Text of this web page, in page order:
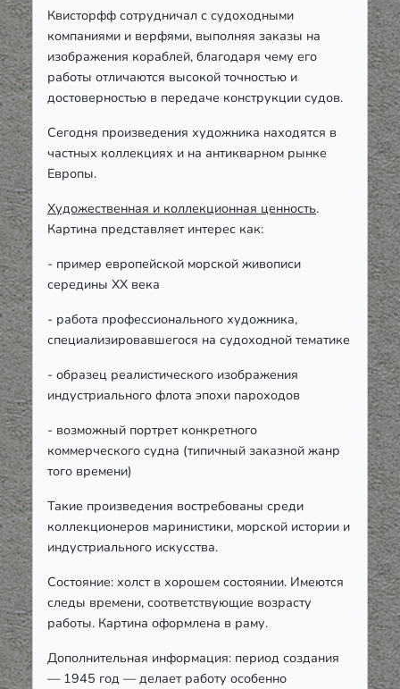
Квисторфф сотрудничал с судоходными
компаниями и верфями, выполняя заказы на
изображения кораблей, благодаря чему его
работы отличаются высокой точностью и
достоверностью в передаче конструкции судов.
Сегодня произведения художника находятся в
частных коллекциях и на антикварном рынке
Европы.
Художественная и коллекционная ценность.
Картина представляет интерес как:
- пример европейской морской живописи
середины XX века
- работа профессионального художника,
специализировавшегося на судоходной тематике
- образец реалистического изображения
индустриального флота эпохи пароходов
- возможный портрет конкретного
коммерческого судна (типичный заказной жанр
того времени)
Такие произведения востребованы среди
коллекционеров маринистики, морской истории и
индустриального искусства.
Состояние: холст в хорошем состоянии. Имеются
следы времени, соответствующие возрасту
работы. Картина оформлена в раму.
Дополнительная информация: период создания
— 1945 год — делает работу особенно